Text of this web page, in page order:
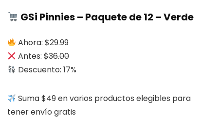
GSi Pinnies – Paquete de 12 – Verde
Ahora: $29.99
Antes:$36.00
Descuento: 17%
Suma $49 en varios productos elegibles para
tener envío gratis